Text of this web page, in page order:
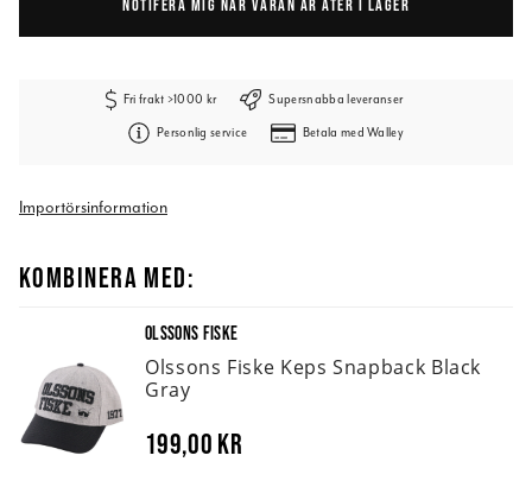
NOTIFERA MIG NÄR VARAN ÄR ÅTER I LAGER
Fri frakt >1000 kr Supersnabba leveranser
Personlig service Betala med Walley
Importörsinformation
KOMBINERA MED:
OLSSONS FISKE
Olssons Fiske Keps Snapback Black
Gray
199,00 kr